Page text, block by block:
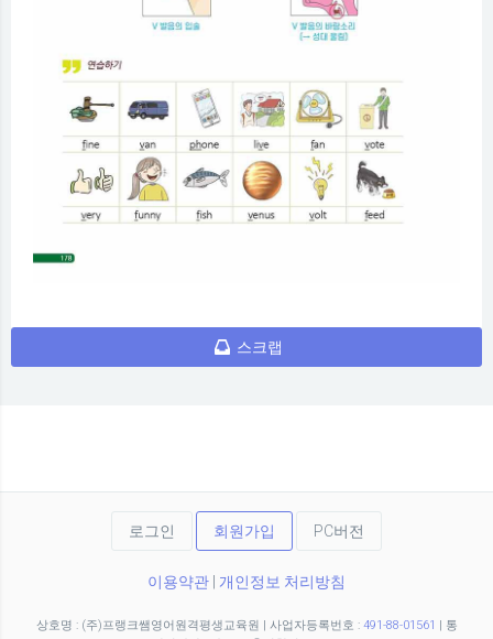
스크랩
로그인 회원가입 PC버전
이용약관 개인정보 처리방침
상호명 : (주)프랭크쌤영어원격평생교육원 | 사업자등록번호 : 491-88-01561 | 통